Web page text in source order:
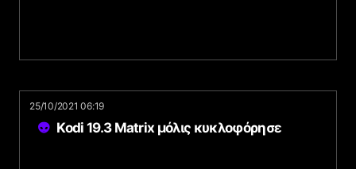
25/10/2021 06:19
Kodi 19.3 Matrix μόλις κυκλοφόρησε